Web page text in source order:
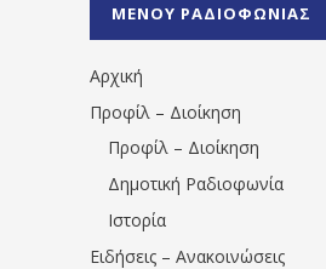
1531194763766854/"
ΜΕΝΟΥ ΡΑΔΙΟΦΩΝΙΑΣ
Αρχική
Προφίλ – Διοίκηση
Προφίλ – Διοίκηση
Δημοτική Ραδιοφωνία
Ιστορία
Ειδήσεις – Ανακοινώσεις